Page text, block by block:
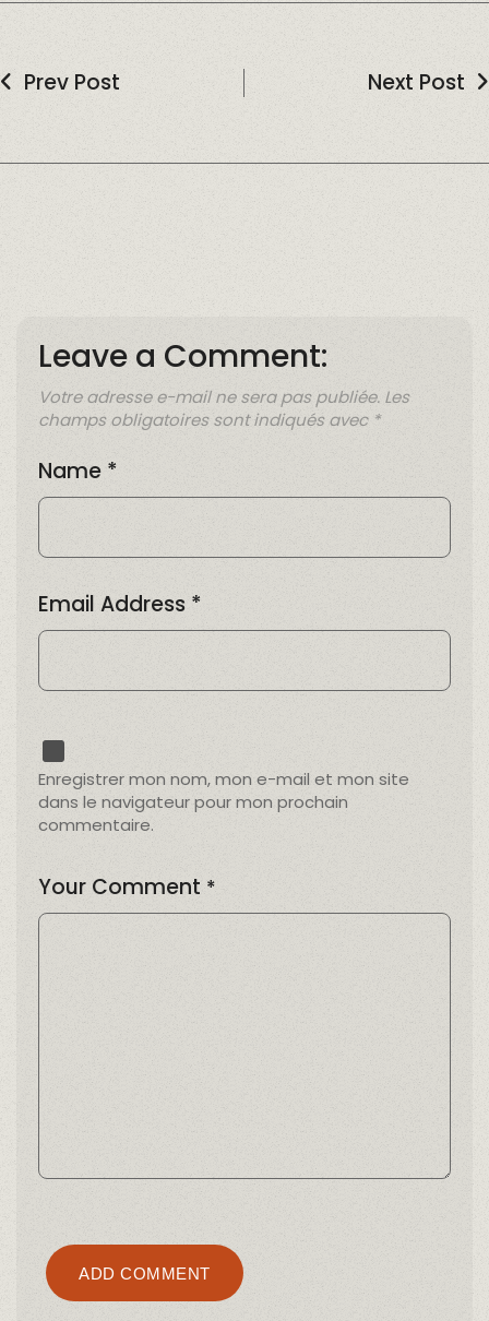
Prev Post Next Post
Leave a Comment:
Votre adresse e-mail ne sera pas publiée. Les
champs obligatoires sont indiqués avec *
Name *
Email Address *
Enregistrer mon nom, mon e-mail et mon site
dans le navigateur pour mon prochain
commentaire.
Your Comment *
ADD COMMENT